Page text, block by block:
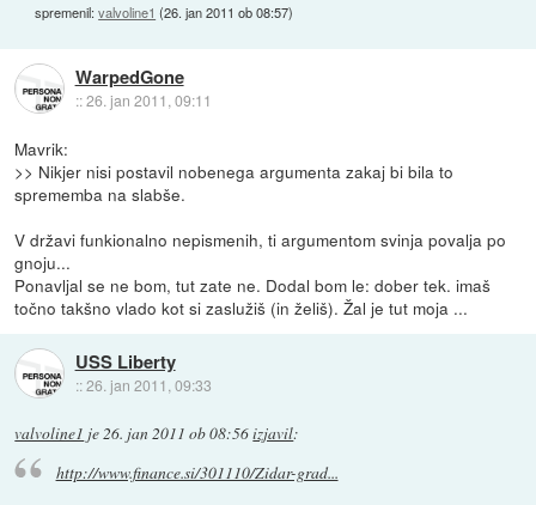
spremenil:valvoline1 (26. jan 2011 ob 08:57)
WarpedGone
::26. jan 2011, 09:11
Mavrik:
>> Nikjer nisi postavil nobenega argumenta zakaj bi bila to
sprememba na slabše.
V državi funkionalno nepismenih, ti argumentom svinja povalja po
gnoju...
Ponavljal se ne bom, tut zate ne. Dodal bom le: dober tek. imaš
točno takšno vlado kot si zaslužiš (in želiš). Žal je tut moja ...
USS Liberty
::26. jan 2011, 09:33
valvoline1 je26. jan 2011 ob 08:56izjavil:
http://www.finance.si/301110/Zidar-grad...